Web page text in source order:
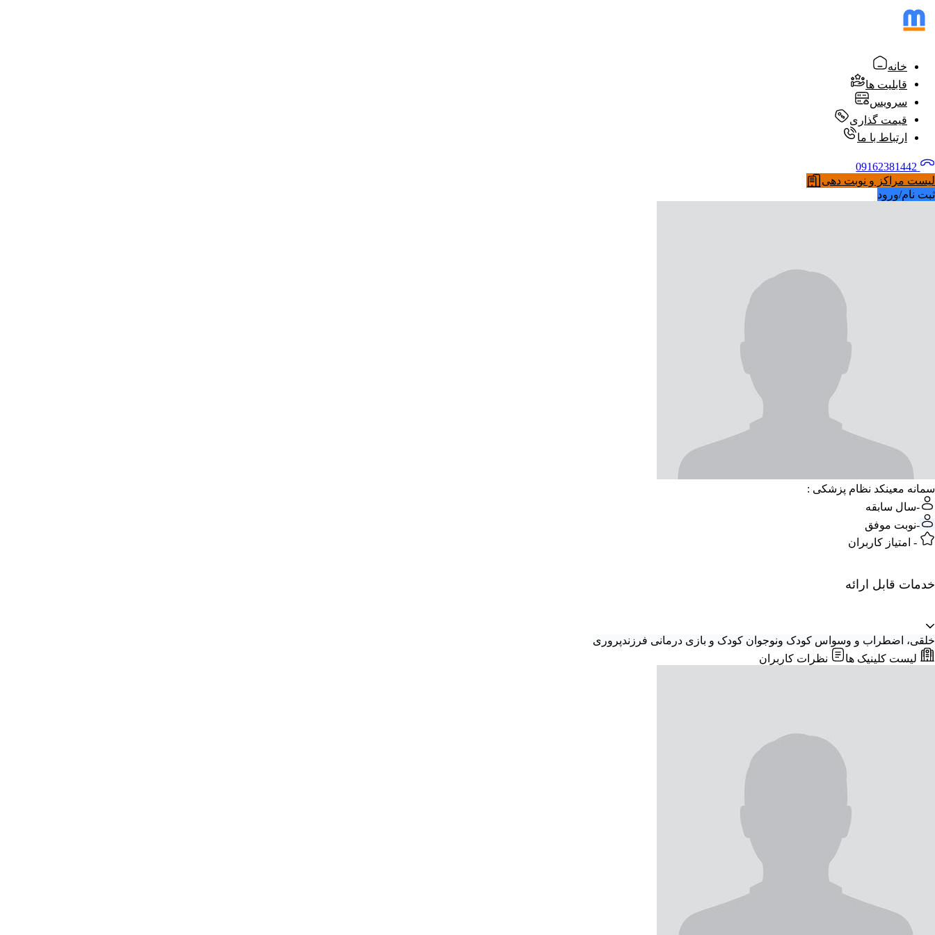
خانه
قابلیت ها
سرویس
قیمت گذاری
ارتباط با ما
لیست مراکز و نوبت دهی
ثبت نام/ورود
سمانه معینکد نظام پزشکی :
-سال سابقه
-نوبت موفق
- امتیاز کاربران
خدمات قابل ارائه
خلقی، اضطراب و وسواس کودک ونوجوان کودک و بازی درمانی فرزندپروری
لیست کلینیک ها
نظرات کاربران